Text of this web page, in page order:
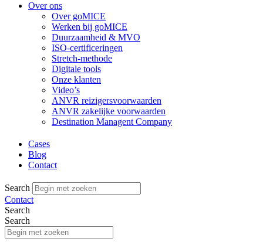
Over ons
Over goMICE
Werken bij goMICE
Duurzaamheid & MVO
ISO-certificeringen
Stretch-methode
Digitale tools
Onze klanten
Video’s
ANVR reizigersvoorwaarden
ANVR zakelijke voorwaarden
Destination Managent Company
Cases
Blog
Contact
Search
Contact
Search
Search